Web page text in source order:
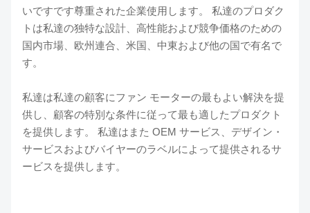
いですです尊重された企業使用します。 私達のプロダク
トは私達の独特な設計、高性能および競争価格のための
国内市場、欧州連合、米国、中東および他の国で有名で
す。
私達は私達の顧客にファン モーターの最もよい解決を提
供し、顧客の特別な条件に従って最も適したプロダクト
を提供します。 私達はまた OEM サービス、デザイン・
サービスおよびバイヤーのラベルによって提供されるサ
ービスを提供します。